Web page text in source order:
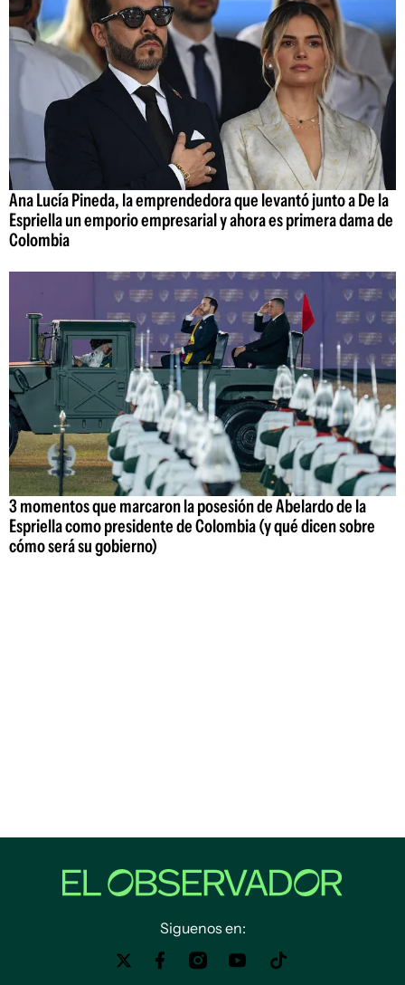
Ana Lucía Pineda, la emprendedora que levantó junto a De la
Espriella un emporio empresarial y ahora es primera dama de
Colombia
3 momentos que marcaron la posesión de Abelardo de la
Espriella como presidente de Colombia (y qué dicen sobre
cómo será su gobierno)
Siguenos en: